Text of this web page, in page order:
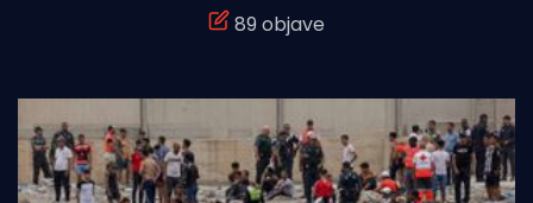
Otoci
Turizam i nautika
89 objave